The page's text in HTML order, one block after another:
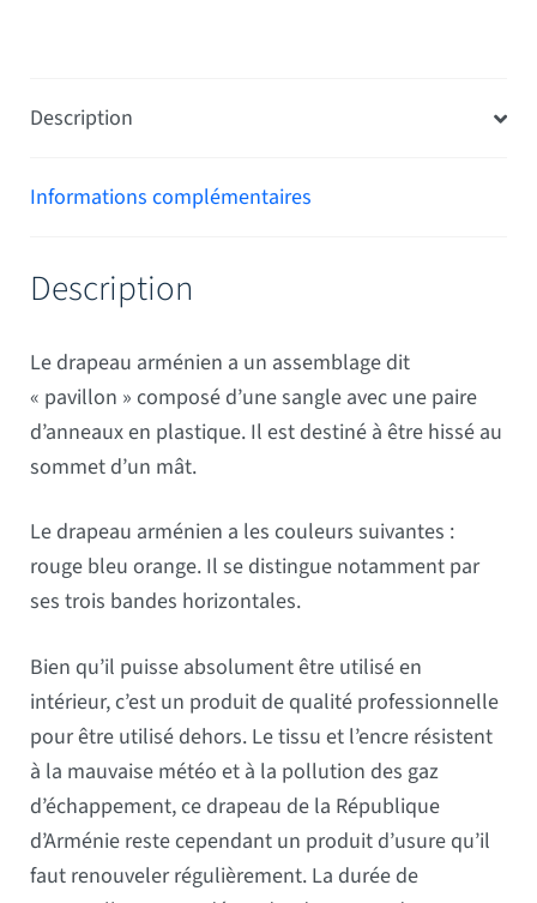
Description
Informations complémentaires
Description
Le drapeau arménien a un assemblage dit
« pavillon » composé d’une sangle avec une paire
d’anneaux en plastique. Il est destiné à être hissé au
sommet d’un mât.
Le drapeau arménien a les couleurs suivantes :
rouge bleu orange. Il se distingue notamment par
ses trois bandes horizontales.
Bien qu’il puisse absolument être utilisé en
intérieur, c’est un produit de qualité professionnelle
pour être utilisé dehors. Le tissu et l’encre résistent
à la mauvaise météo et à la pollution des gaz
d’échappement, ce drapeau de la République
d’Arménie reste cependant un produit d’usure qu’il
faut renouveler régulièrement. La durée de